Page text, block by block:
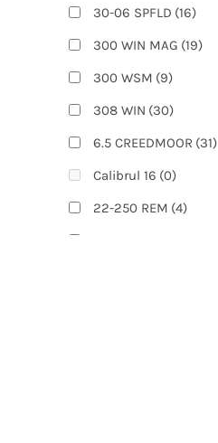
30-06 SPFLD (16)
300 WIN MAG (19)
300 WSM (9)
308 WIN (30)
6.5 CREEDMOOR (31)
Calibrul 16 (0)
22-250 REM (4)